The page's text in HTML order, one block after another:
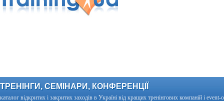
ТРЕНІНГИ, СЕМІНАРИ, КОНФЕРЕНЦІЇ
каталог відкритих і закритих заходів в Україні від кращих тренінгових компаній і event-